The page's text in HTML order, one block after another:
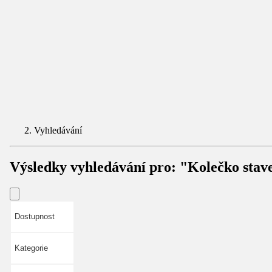
Vyhledávání
Výsledky vyhledávání pro: "Kolečko
Dostupnost
Kategorie